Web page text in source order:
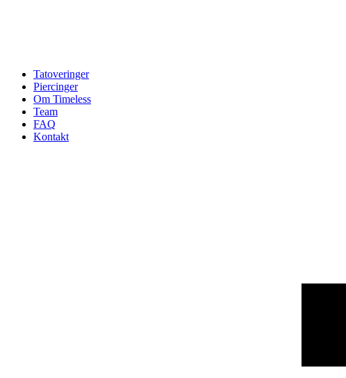
Tatoveringer
Piercinger
Om Timeless
Team
FAQ
Kontakt